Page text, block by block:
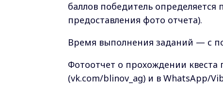
баллов победитель
предоставления фото отчета).
Время выполнения заданий — с
Фотоотчет о прохождении квеста
(vk.com/blinov_ag) и в WhatsApp/